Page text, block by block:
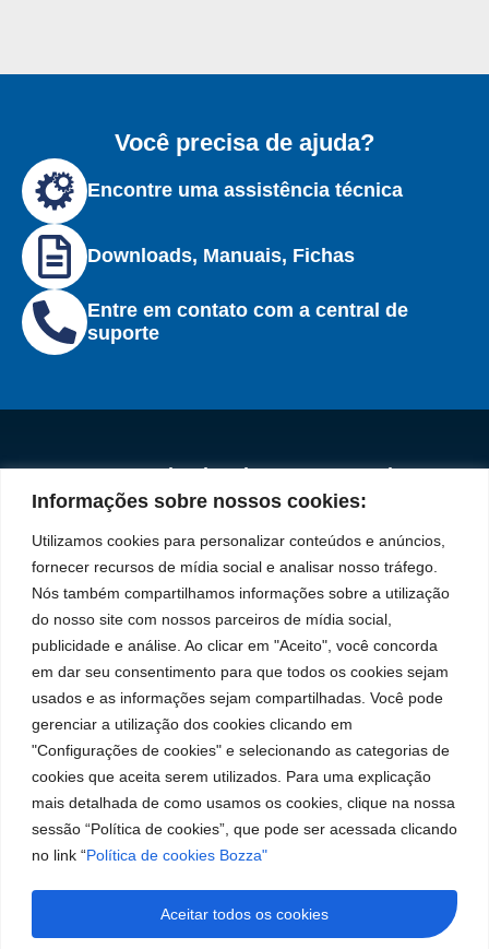
Informações sobre nossos cookies:
Utilizamos cookies para personalizar conteúdos e anúncios,
fornecer recursos de mídia social e analisar nosso tráfego.
Nós também compartilhamos informações sobre a utilização
do nosso site com nossos parceiros de mídia social,
publicidade e análise. Ao clicar em "Aceito", você concorda
em dar seu consentimento para que todos os cookies sejam
usados e as informações sejam compartilhadas. Você pode
gerenciar a utilização dos cookies clicando em
"Configurações de cookies" e selecionando as categorias de
cookies que aceita serem utilizados. Para uma explicação
mais detalhada de como usamos os cookies, clique na nossa
sessão “Política de cookies”, que pode ser acessada clicando
no link “Política de cookies Bozza"
Aceitar todos os cookies
Você precisa de ajuda?
Encontre uma assistência técnica
Downloads, Manuais, Fichas
Entre em contato com a central de
suporte
líder
em
fabricação
de
equipamentos
para
lubrificação
e
abastecimento
da
América
Sul.
Privacidade
de
Cookies
Institucional
Produtos
Assistências
Seja um
Trabalhe
Localização
Rua Tiradentes,
931 – Anexo
Anita Franchini,
50/96
Bairro: Santa
Terezinha
São Bernardo
do Campo – SP
CEP: 09780-
001
Conosco
5050
Redes
Sociais
Youtube
Instagram